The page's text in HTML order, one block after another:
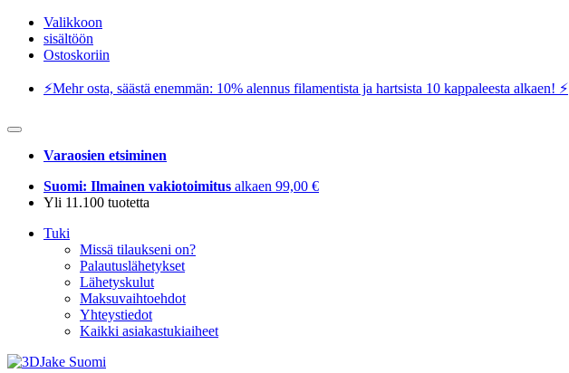
Valikkoon
sisältöön
Ostoskoriin
⚡️Mehr osta, säästä enemmän: 10% alennus filamentista ja hartsista 10 kappaleesta alkaen! ⚡️
Varaosien etsiminen
Suomi: Ilmainen vakiotoimitus alkaen 99,00 €
Yli 11.100 tuotetta
Tuki
Missä tilaukseni on?
Palautuslähetykset
Lähetyskulut
Maksuvaihtoehdot
Yhteystiedot
Kaikki asiakastukiaiheet